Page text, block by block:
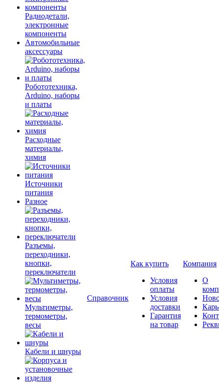
Радиодетали,
электронные
компоненты
Автомобильные
аксессуары
Робототехника,
Arduino, наборы
и платы
Расходные
материалы,
химия
Источники
питания
Разное
Разъемы,
переходники,
кнопки,
переключатели
Мультиметры,
термометры,
весы
Кабели и шнуры
Справочник
Как купить
Условия
оплаты
Условия
доставки
Гарантия
на товар
Компания
О